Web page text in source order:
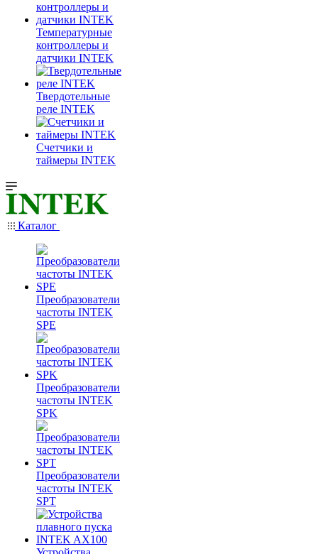
Температурные
контроллеры и
датчики INTEK
Твердотельные
реле INTEK
Счетчики и
таймеры INTEK
Каталог
Преобразователи
частоты INTEK
SPE
Преобразователи
частоты INTEK
SPK
Преобразователи
частоты INTEK
SPT